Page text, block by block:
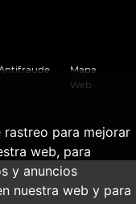
para mejorar
web, para
y anuncios
nuestra web y para
Mapa
Web